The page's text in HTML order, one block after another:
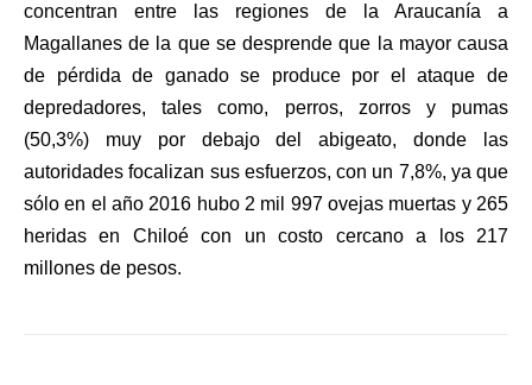
concentran entre las regiones de la Araucanía a
Magallanes de la que se desprende que la mayor causa
de pérdida de ganado se produce por el ataque de
depredadores, tales como, perros, zorros y pumas
(50,3%) muy por debajo del abigeato, donde las
autoridades focalizan sus esfuerzos, con un 7,8%, ya que
sólo en el año 2016 hubo 2 mil 997 ovejas muertas y 265
heridas en Chiloé con un costo cercano a los 217
millones de pesos.